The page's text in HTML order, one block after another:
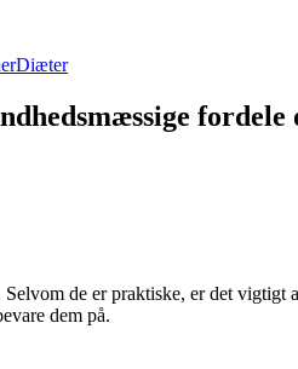
Diæter
fordele
de er praktiske, er det
dem på.